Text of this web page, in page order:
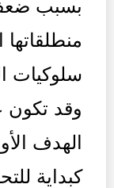
بسبب ضعف
منطلقاتها
سلوكيات
وقد تكون
الهدف
كبداية